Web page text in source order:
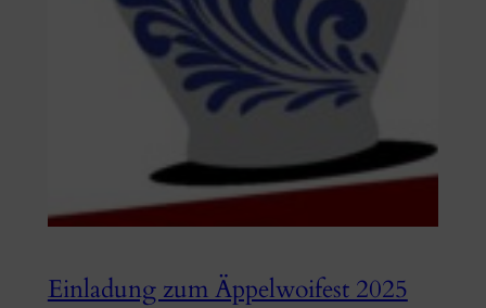
Einladung zum Äppelwoifest 2025